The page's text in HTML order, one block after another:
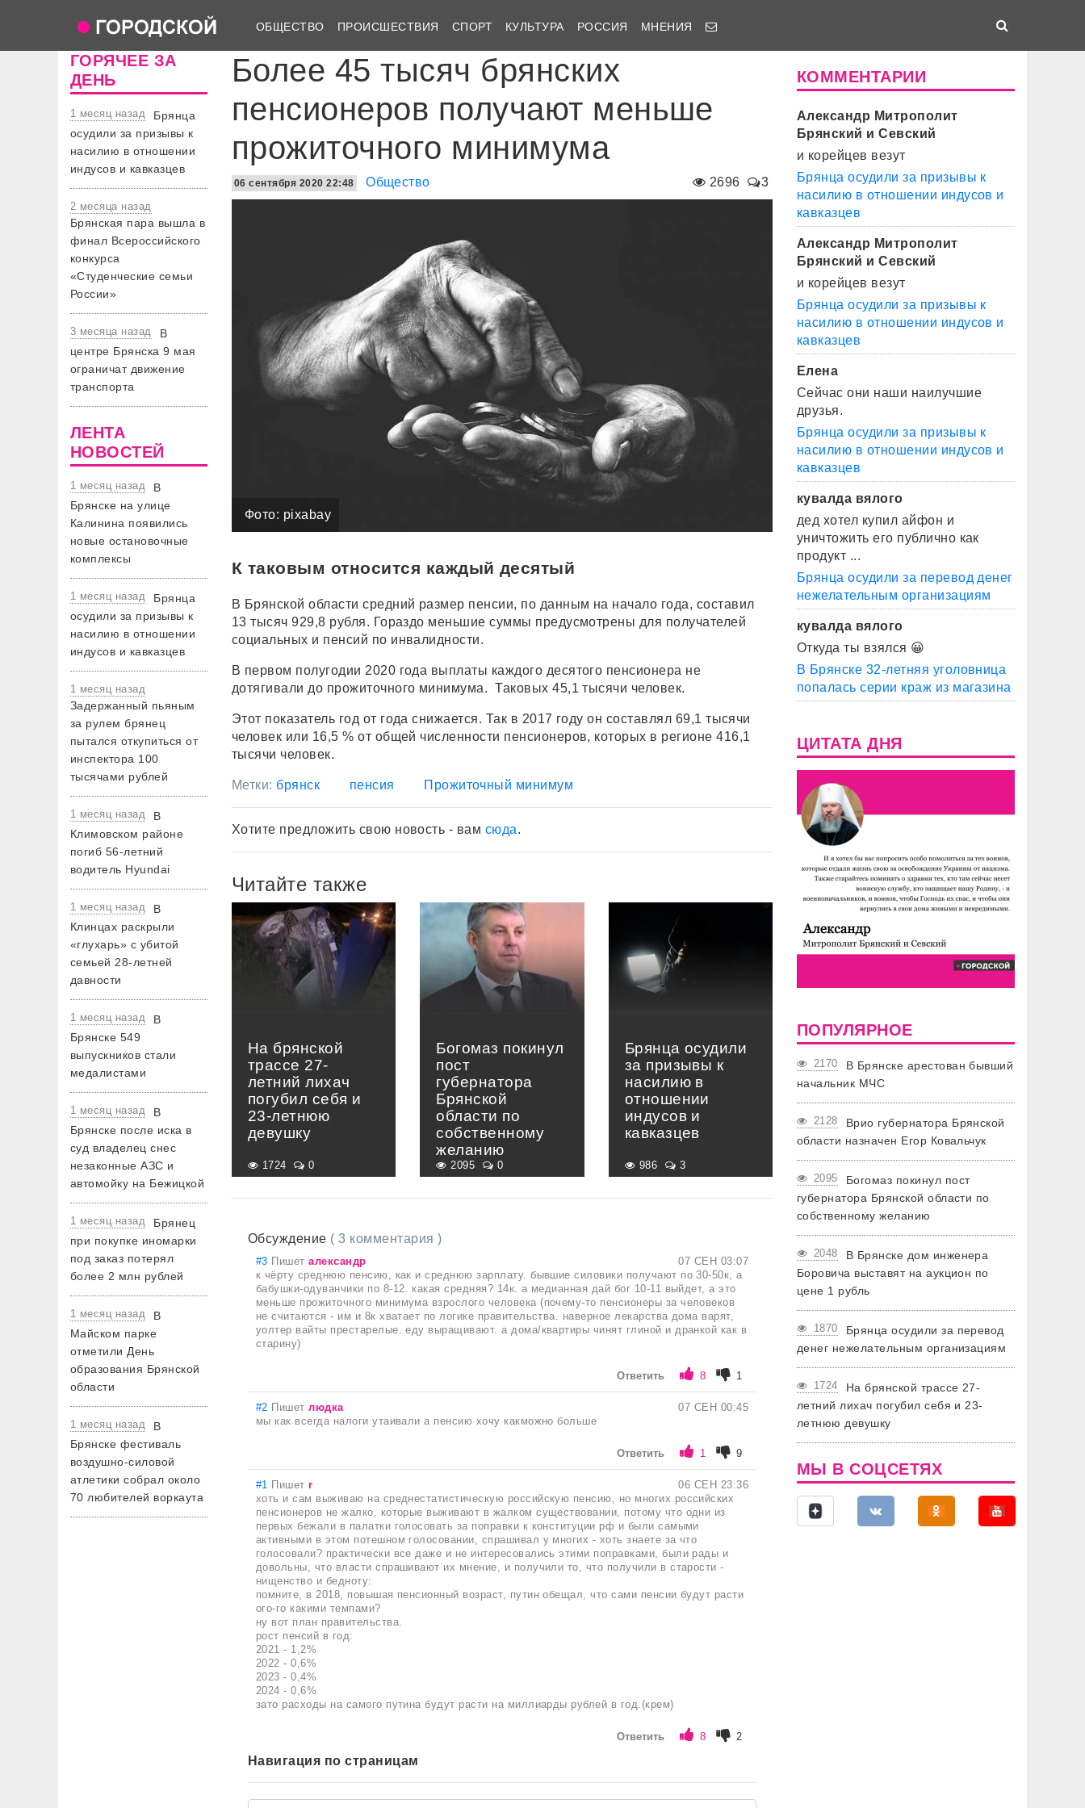
ОБЩЕСТВО ПРОИСШЕСТВИЯ СПОРТ КУЛЬТУРА РОССИЯ МНЕНИЯ
ГОРЯЧЕЕ ЗА
ДЕНЬ
1 месяц назад
Брянца
осудили за призывы к
насилию в отношении
индусов и кавказцев
2 месяца назад
Брянская пара вышла в
финал Всероссийского
конкурса
«Студенческие семьи
России»
3 месяца назад
В
центре Брянска 9 мая
ограничат движение
транспорта
ЛЕНТА
НОВОСТЕЙ
1 месяц назад
В
Брянске на улице
Калинина появились
новые остановочные
комплексы
1 месяц назад
Брянца
осудили за призывы к
насилию в отношении
индусов и кавказцев
1 месяц назад
Задержанный пьяным
за рулем брянец
пытался откупиться от
инспектора 100
тысячами рублей
1 месяц назад
В
Климовском районе
погиб 56-летний
водитель Hyundai
1 месяц назад
В
Клинцах раскрыли
«глухарь» с убитой
семьей 28-летней
давности
1 месяц назад
В
Брянске 549
выпускников стали
медалистами
1 месяц назад
В
Брянске после иска в
суд владелец снес
незаконные АЗС и
автомойку на Бежицкой
1 месяц назад
Брянец
при покупке иномарки
под заказ потерял
более 2 млн рублей
1 месяц назад
В
Майском парке
отметили День
образования Брянской
области
1 месяц назад
В
Брянске фестиваль
воздушно-силовой
атлетики собрал около
70 любителей воркаута
Более 45 тысяч брянских
пенсионеров получают меньше
прожиточного минимума
2696 3
06 сентября 2020 22:48 Общество
Фото: pixabay
К таковым относится каждый десятый
В Брянской области средний размер пенсии, по данным на начало года, составил
13 тысяч 929,8 рубля. Гораздо меньшие суммы предусмотрены для получателей
социальных и пенсий по инвалидности.
В первом полугодии 2020 года выплаты каждого десятого пенсионера не
дотягивали до прожиточного минимума. Таковых 45,1 тысячи человек.
Этот показатель год от года снижается. Так в 2017 году он составлял 69,1 тысячи
человек или 16,5 % от общей численности пенсионеров, которых в регионе 416,1
тысячи человек.
Метки: брянск пенсия Прожиточный минимум
Хотите предложить свою новость - вам сюда.
Читайте также
На брянской
трассе 27-
летний лихач
погубил себя и
23-летнюю
девушку
1724 0
Богомаз покинул
пост
губернатора
Брянской
области по
собственному
желанию
2095 0
Брянца осудили
за призывы к
насилию в
отношении
индусов и
кавказцев
986 3
Обсуждение ( 3 комментария )
#3 Пишеталександр
07 СЕН 03:07
к чёрту среднюю пенсию, как и среднюю зарплату. бывшие силовики получают по 30-50к, а
бабушки-одуванчики по 8-12. какая средняя? 14к. а медианная дай бог 10-11 выйдет, а это
меньше прожиточного минимума взрослого человека (почему-то пенсионеры за человеков
не считаются - им и 8к хватает по логике правительства. наверное лекарства дома варят,
уолтер вайты престарелые. еду выращивают. а дома/квартиры чинят глиной и дранкой как в
старину)
Ответить 8 1
#2 Пишетлюдка
07 СЕН 00:45
мы как всегда налоги утаивали а пенсию хочу какможно больше
Ответить 1 9
#1 Пишетr
06 СЕН 23:36
хоть и сам выживаю на среднестатистическую российскую пенсию, но многих российских
пенсионеров не жалко, которые выживают в жалком существовании, потому что одни из
первых бежали в палатки голосовать за поправки к конституции рф и были самыми
активными в этом потешном голосовании, спрашивал у многих - хоть знаете за что
голосовали? практически все даже и не интересовались этими поправками, были рады и
довольны, что власти спрашивают их мнение, и получили то, что получили в старости -
нищенство и бедноту:
помните, в 2018, повышая пенсионный возраст, путин обещал, что сами пенсии будут расти
ого-го какими темпами?
ну вот план правительства.
рост пенсий в год:
2021 - 1,2%
2022 - 0,6%
2023 - 0,4%
2024 - 0,6%
зато расходы на самого путина будут расти на миллиарды рублей в год.(крем)
Ответить 8 2
Навигация по страницам
КОММЕНТАРИИ
Александр Митрополит
Брянский и Севский
и корейцев везут
Брянца осудили за призывы к
насилию в отношении индусов и
кавказцев
Александр Митрополит
Брянский и Севский
и корейцев везут
Брянца осудили за призывы к
насилию в отношении индусов и
кавказцев
Елена
Сейчас они наши наилучшие
друзья.
Брянца осудили за призывы к
насилию в отношении индусов и
кавказцев
кувалда вялого
дед хотел купил айфон и
уничтожить его публично как
продукт ...
Брянца осудили за перевод денег
нежелательным организациям
кувалда вялого
Откуда ты взялся 😀
В Брянске 32-летняя уголовница
попалась серии краж из магазина
ЦИТАТА ДНЯ
ПОПУЛЯРНОЕ
2170
В Брянске арестован бывший
начальник МЧС
2128
Врио губернатора Брянской
области назначен Егор Ковальчук
2095
Богомаз покинул пост
губернатора Брянской области по
собственному желанию
2048
В Брянске дом инженера
Боровича выставят на аукцион по
цене 1 рубль
1870
Брянца осудили за перевод
денег нежелательным организациям
1724
На брянской трассе 27-
летний лихач погубил себя и 23-
летнюю девушку
МЫ В СОЦСЕТЯХ